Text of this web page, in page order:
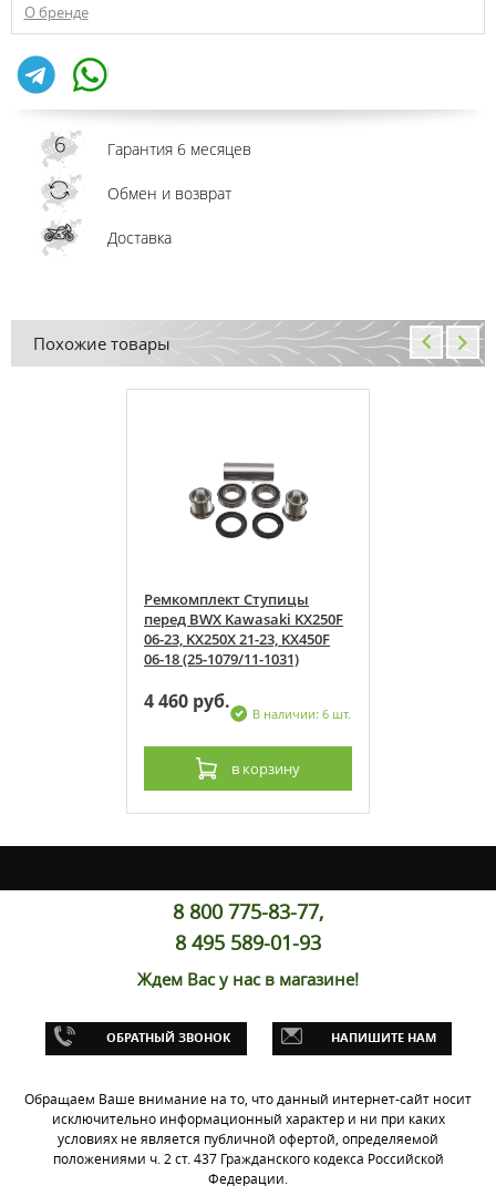
О бренде
Гарантия 6 месяцев
Обмен и возврат
Доставка
Похожие товары
Ремкомплект Ступицы
перед BWX Kawasaki KX250F
06-23, KX250X 21-23, KX450F
06-18 (25-1079/11-1031)
4 460 руб.
В наличии: 6 шт.
в корзину
KX250F
6 шт.
8 800 775-83-77,
8 495 589-01-93
Ждем Вас у нас в магазине!
ОБРАТНЫЙ ЗВОНОК НАПИШИТЕ НАМ
Обращаем Ваше внимание на то, что данный интернет-сайт носит
исключительно информационный характер и ни при каких
условиях не является публичной офертой, определяемой
положениями ч. 2 ст. 437 Гражданского кодекса Российской
Федерации.